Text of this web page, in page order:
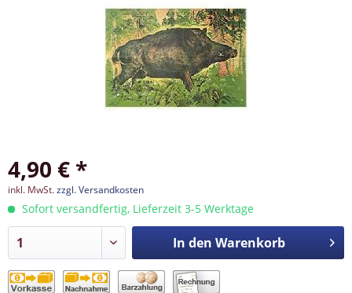
4,90 € *
inkl. MwSt.zzgl. Versandkosten
Sofort versandfertig, Lieferzeit 3-5 Werktage
In den Warenkorb